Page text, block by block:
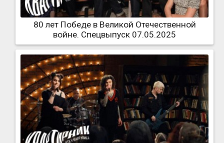
80 лет Победе в Великой Отечественной
войне. Спецвыпуск 07.05.2025